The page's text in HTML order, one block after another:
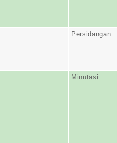
Persidangan
Minutasi